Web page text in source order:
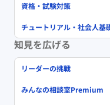
資格・試験対策
チュートリアル・社会人基
知見を広げる
リーダーの挑戦
みんなの相談室Premium